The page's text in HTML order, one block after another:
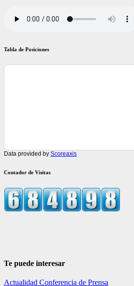
Tabla de Posiciones
Data provided by Scoreaxis
Contador de Visitas
Te puede interesar
Actualidad Conferencia de Prensa